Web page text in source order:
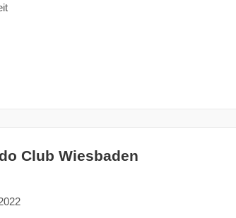
Club Wiesbaden